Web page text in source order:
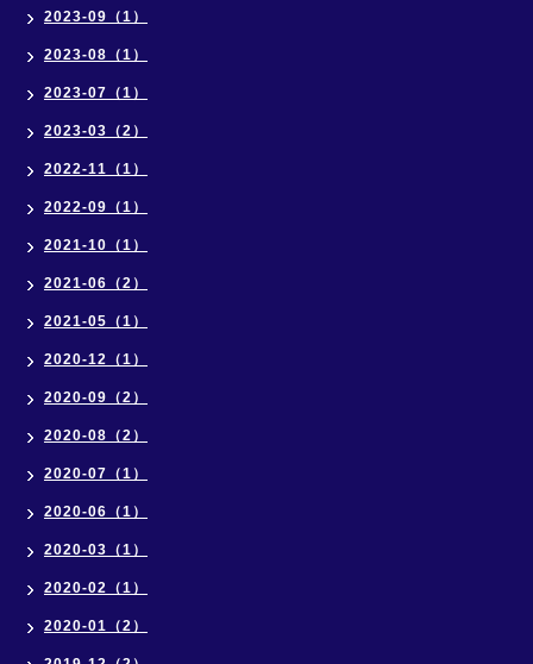
2023-09（1）
2023-08（1）
2023-07（1）
2023-03（2）
2022-11（1）
2022-09（1）
2021-10（1）
2021-06（2）
2021-05（1）
2020-12（1）
2020-09（2）
2020-08（2）
2020-07（1）
2020-06（1）
2020-03（1）
2020-02（1）
2020-01（2）